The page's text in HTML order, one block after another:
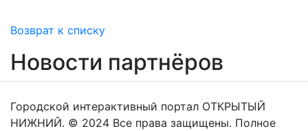
Возврат к списку
Новости партнёров
Городской интерактивный портал ОТКРЫТЫЙ
НИЖНИЙ. © 2024 Все права защищены. Полное